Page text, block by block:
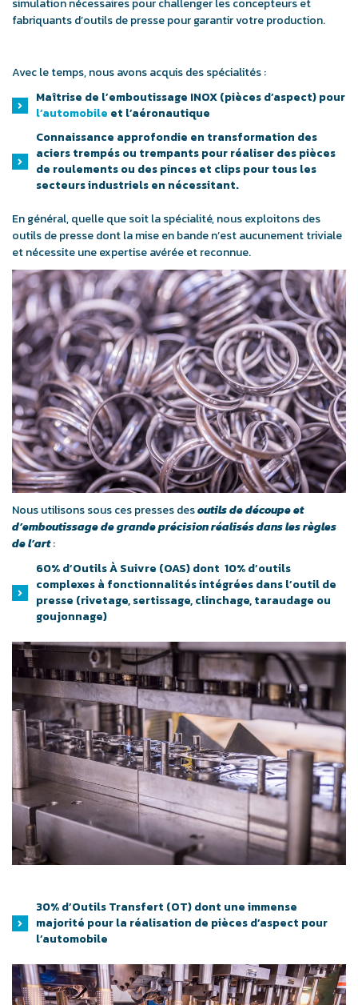
simulation nécessaires pour challenger les concepteurs et
fabriquants d’outils de presse pour garantir votre production.
Avec le temps, nous avons acquis des spécialités :
Maîtrise de l’emboutissage INOX (pièces d’aspect) pour
l’automobile et l’aéronautique
Connaissance approfondie en transformation des
aciers trempés ou trempants pour réaliser des pièces
de roulements ou des pinces et clips pour tous les
secteurs industriels en nécessitant.
En général, quelle que soit la spécialité, nous exploitons des
outils de presse dont la mise en bande n’est aucunement triviale
et nécessite une expertise avérée et reconnue.
Nous utilisons sous ces presses desoutils de découpe et
d’emboutissage de grande précision réalisés dans les règles
de l’art:
60% d’Outils À Suivre (OAS) dont 10% d’outils
complexes à fonctionnalités intégrées dans l’outil de
presse (rivetage, sertissage, clinchage, taraudage ou
goujonnage)
30% d’Outils Transfert (OT) dont une immense
majorité pour la réalisation de pièces d’aspect pour
l’automobile